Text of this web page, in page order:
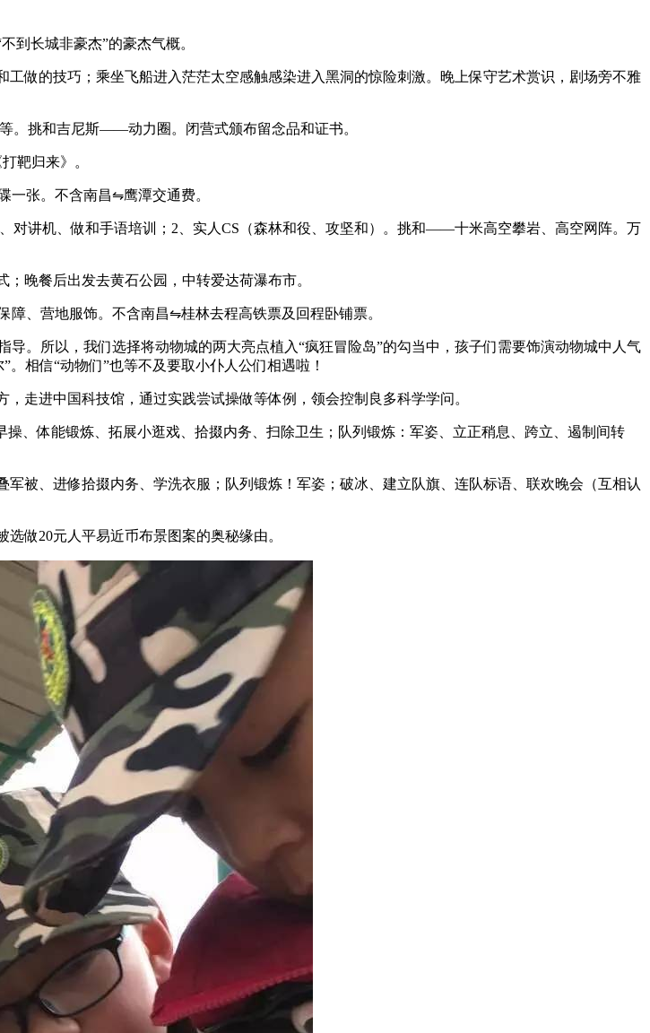
长城非豪杰”的豪杰气概。
的技巧；乘坐飞船进入茫茫太空感触感染进入黑洞的惊险刺激。晚上保守艺术赏识，剧场旁不雅
挑和吉尼斯——动力圈。闭营式颁布留念品和证书。
靶归来》。
张。不含南昌⇋鹰潭交通费。
讲机、做和手语培训；2、实人CS（森林和役、攻坚和）。挑和——十米高空攀岩、高空网阵。万
晚餐后出发去黄石公园，中转爱达荷瀑布市。
、营地服饰。不含南昌⇋桂林去程高铁票及回程卧铺票。
所以，我们选择将动物城的两大亮点植入“疯狂冒险岛”的勾当中，孩子们需要饰演动物城中人气
相信“动物们”也等不及要取小仆人公们相遇啦！
进中国科技馆，通过实践尝试操做等体例，领会控制良多科学学问。
体能锻炼、拓展小逛戏、拾掇内务、扫除卫生；队列锻炼：军姿、立正稍息、跨立、遏制间转
、进修拾掇内务、学洗衣服；队列锻炼！军姿；破冰、建立队旗、连队标语、联欢晚会（互相认
做20元人平易近币布景图案的奥秘缘由。